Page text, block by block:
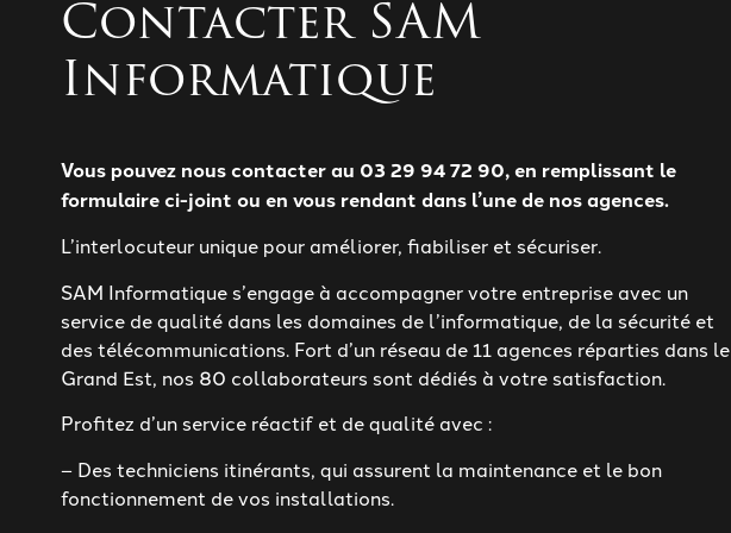
Contacter SAM
Informatique
Vous pouvez nous contacter au 03 29 94 72 90, en remplissant le
formulaire ci-joint ou en vous rendant dans l’une de nos agences.
L’interlocuteur unique pour améliorer, fiabiliser et sécuriser.
SAM Informatique s’engage à accompagner votre entreprise avec un
service de qualité dans les domaines de l’informatique, de la sécurité et
des télécommunications. Fort d’un réseau de 11 agences réparties dans le
Grand Est, nos 80 collaborateurs sont dédiés à votre satisfaction.
Profitez d’un service réactif et de qualité avec :
– Des techniciens itinérants, qui assurent la maintenance et le bon
fonctionnement de vos installations.